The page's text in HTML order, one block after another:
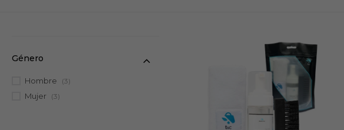
Género
Hombre (3)
Mujer (3)